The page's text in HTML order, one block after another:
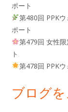
ポート
第480回 PPK
ポート
第479回 女性
ト
第478回 PPK
ブログ